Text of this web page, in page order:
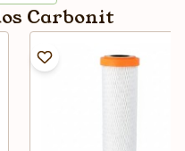
Carbonit